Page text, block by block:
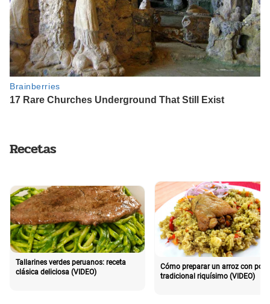
Recetas
Tallarines verdes peruanos: receta
clásica deliciosa (VIDEO)
Cómo preparar un arroz con pollo
tradicional riquísimo (VIDEO)